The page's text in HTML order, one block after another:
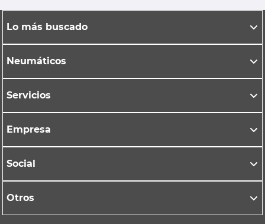
Lo más buscado
Neumáticos
Servicios
Empresa
Social
Otros